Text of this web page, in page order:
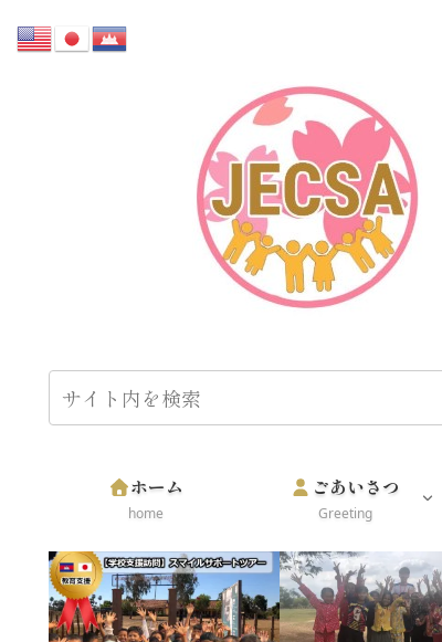
ホーム
home
ごあいさつ
Greeting